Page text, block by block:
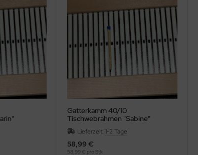
Gatterkamm 40/10
Tischwebrahmen "Sabine"
Lieferzeit:1-2 Tage
58,99 €
58,99 € pro Stk